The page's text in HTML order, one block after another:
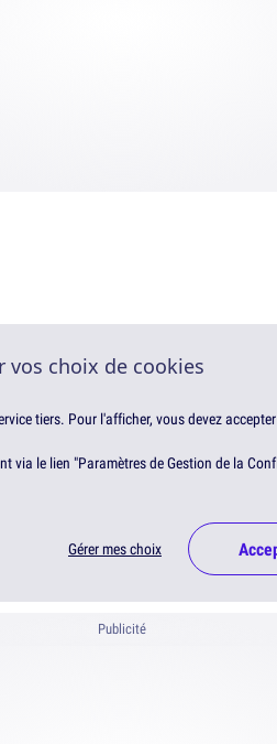
vos choix de cookies
tiers. Pour l'afficher, vous devez
via le lien "Paramètres de Gestion de la
Gérer mes choix
Publicité